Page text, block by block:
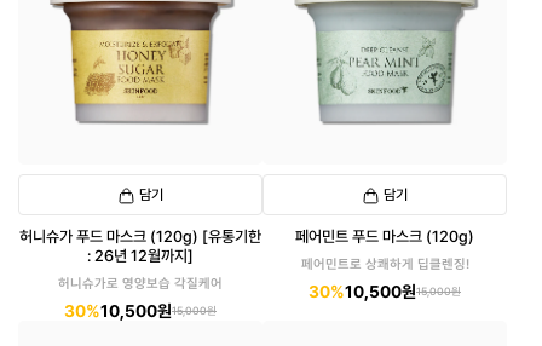
담기
허니슈가 푸드 마스크 (120g) [유통기한
: 26년 12월까지]
허니슈가로 영양보습 각질케어
30%10,500원15,000원
담기
페어민트 푸드 마스크 (120g)
페어민트로 상쾌하게 딥클렌징!
30%10,500원15,000원